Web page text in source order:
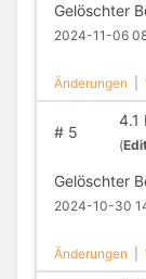
Gelöschter
2024-11-06
Änderungen
#5
4.1
(
Gelöschter
2024-10-30
Änderungen